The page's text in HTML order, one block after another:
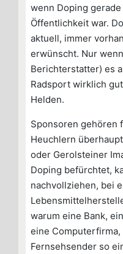
wenn Doping
Öffentlichkeit war.
aktuell, immer
erwünscht. Nur
Berichterstatter) es
Radsport wirklich
Helden.
Sponsoren gehören
Heuchlern
oder Gerolsteiner
Doping befürchtet,
nachvollziehen, bei
warum eine Bank,
eine
Fernsehsender so